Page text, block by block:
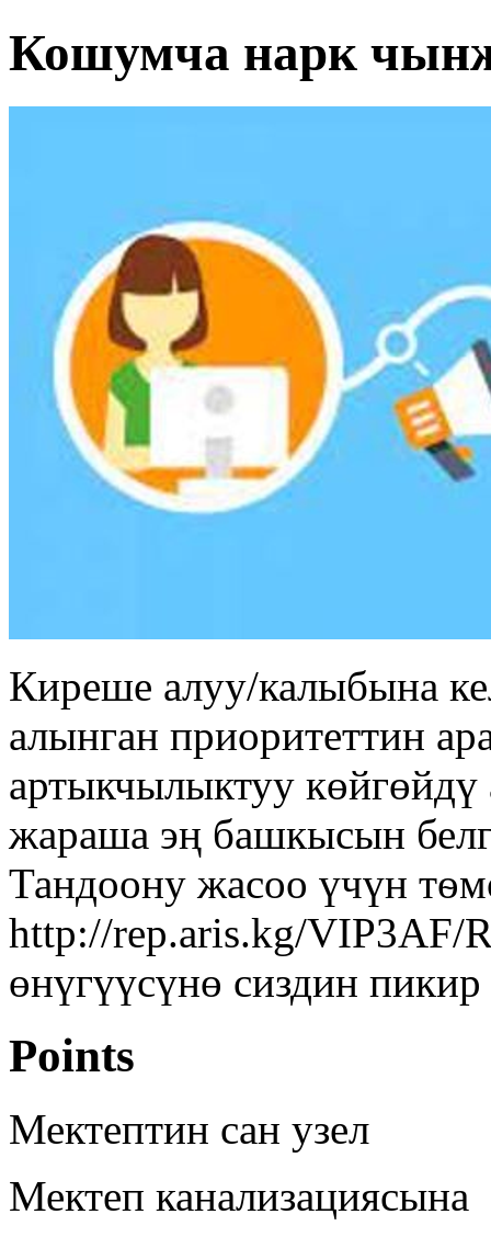
Кошумча нарк
Киреше алуу/калыбына
алынган приоритеттин
артыкчылыктуу көйгөйдү
жараша эң башкысын
Тандоону жасоо үчүн
http://rep.aris.kg/VIP3AF/
өнүгүүсүнө сиздин
Points
Мектептин сан узел
Мектеп канализациясына